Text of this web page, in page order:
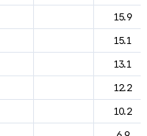
15.9
15.1
13.1
12.2
10.2